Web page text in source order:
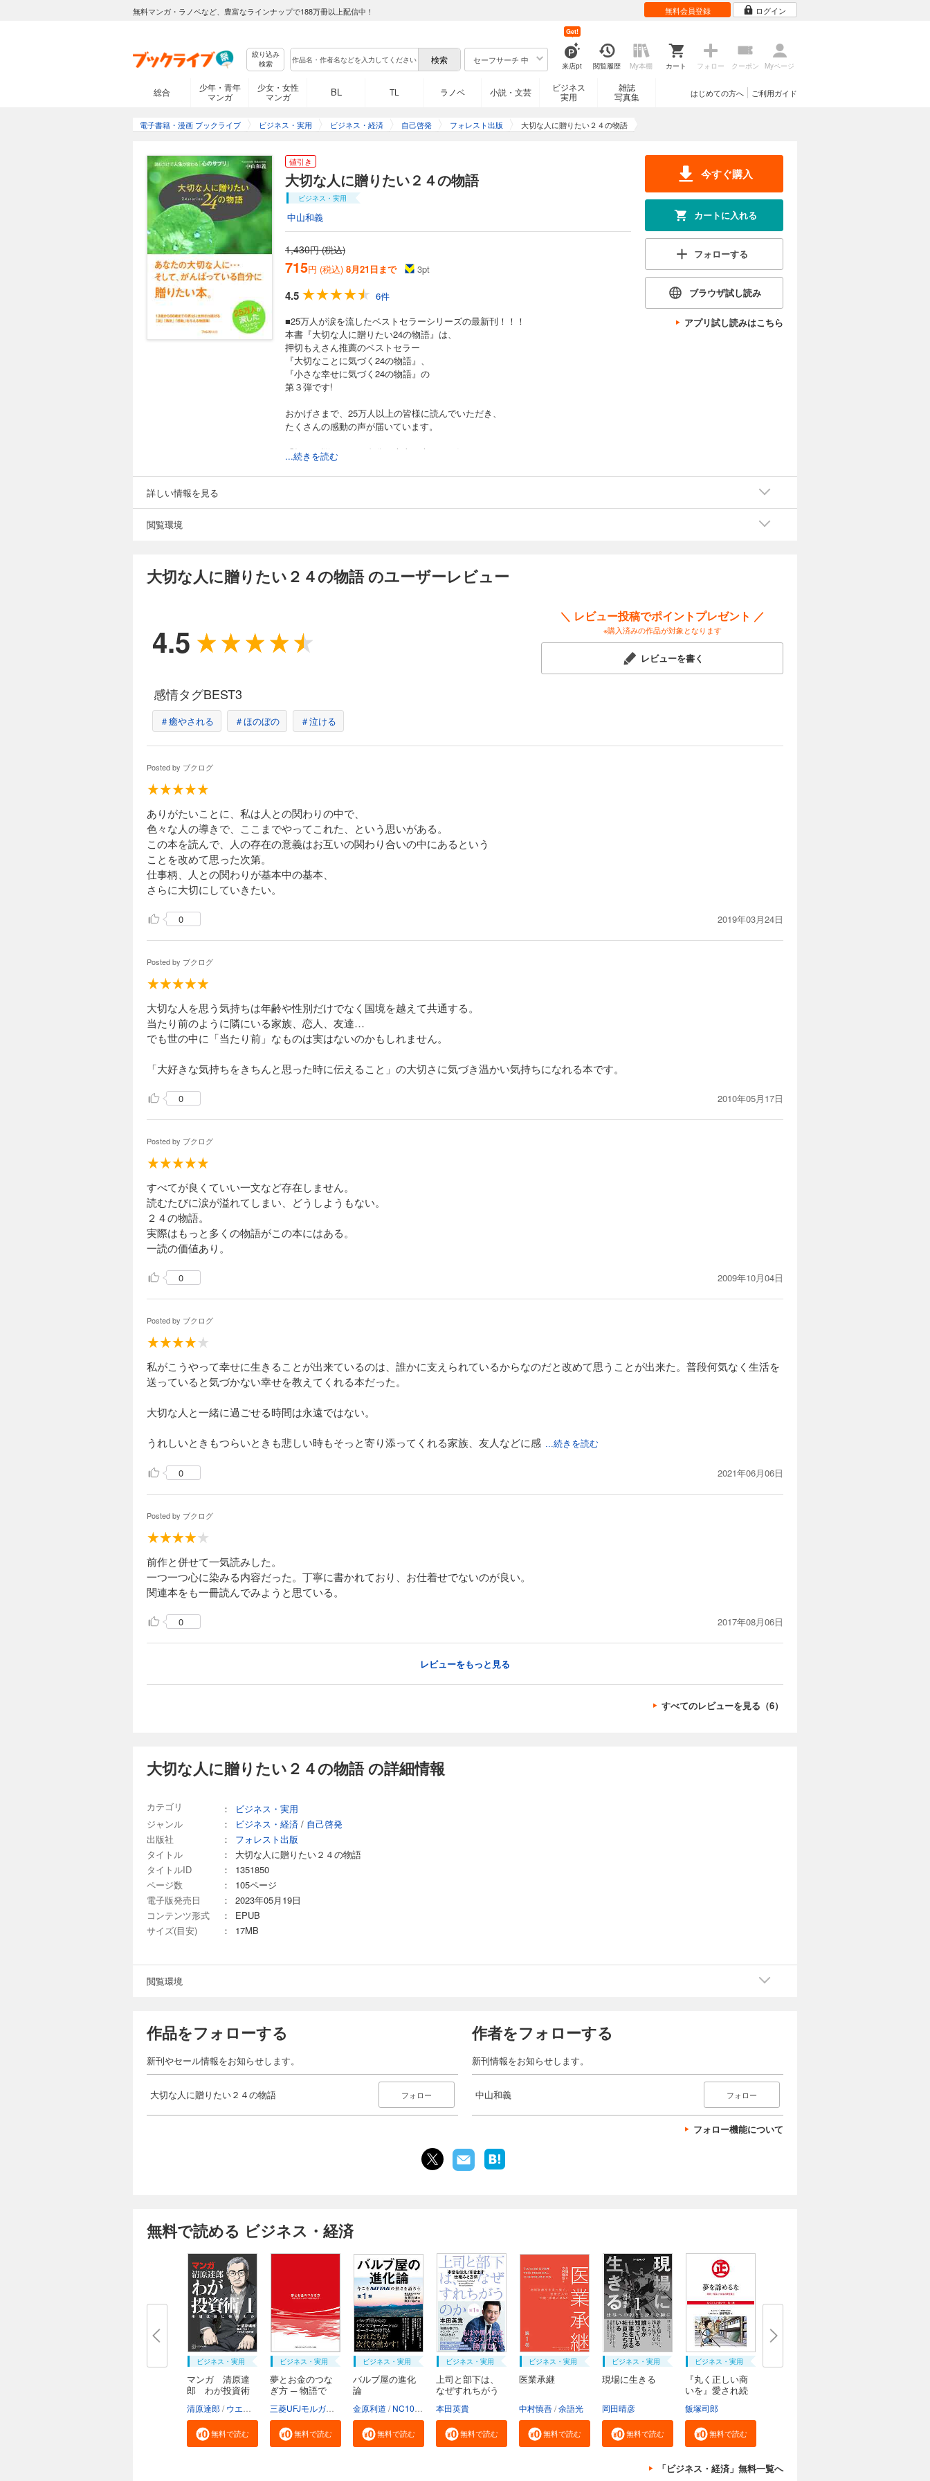
無料マンガ・ラノベなど、豊富なラインナップで188万冊以上配信中！ 無料会員登録 ログイン
絞り込み
検索
セーフサーチ 中
来店pt
Get!
閲覧履歴 My本棚 カート フォロー クーポン Myページ
総合
少年・青年
マンガ
少女・女性
マンガ
BL TL ラノベ 小説・文芸
ビジネス
実用
雑誌
写真集
ご利用ガイド
はじめての方へ
電子書籍・漫画 ブックライブ ビジネス・実用 ビジネス・経済 自己啓発 フォレスト出版 大切な人に贈りたい２４の物語
値引き
大切な人に贈りたい２４の物語
ビジネス・実用
中山和義
1,430円 (税込)
715円 (税込) 8月21日まで 3pt
4.5
6件
■25万人が涙を流したベストセラーシリーズの最新刊！！！
本書『大切な人に贈りたい24の物語』は、
押切もえさん推薦のベストセラー
『大切なことに気づく24の物語』、
『小さな幸せに気づく24の物語』の
第３弾です!
おかげさまで、25万人以上の皆様に読んでいただき、
たくさんの感動の声が届いています。
「毎日、悩んでいた自分が本当は幸せだと気づきました」
「一緒にいてくれる家族に素直にありがとうと言えました」
「人ももう一度、信じてみようと思いました」
ですが、多くの人が同じような悩みを抱え、
心に響く物語や言葉こそが、
あなたの人生を変えます！！！
前２作は、多くの経営者、リーダー、教育関係者をはじめ、
13歳から88歳までの方々から「感動の声」が届きました。
フォトブックになりました。
どれも珠玉の作品ばかりです。
...続きを読む
今すぐ購入
カートに入れる
フォローする
ブラウザ試し読み
アプリ試し読みはこちら
詳しい情報を見る
閲覧環境
大切な人に贈りたい２４の物語 のユーザーレビュー
4.5
＼ レビュー投稿でポイントプレゼント ／
※購入済みの作品が対象となります
レビューを書く
感情タグBEST3
＃癒やされる ＃ほのぼの ＃泣ける
Posted by ブクログ
ありがたいことに、私は人との関わりの中で、
色々な人の導きで、ここまでやってこれた、という思いがある。
この本を読んで、人の存在の意義はお互いの関わり合いの中にあるという
ことを改めて思った次第。
仕事柄、人との関わりが基本中の基本、
さらに大切にしていきたい。
0 2019年03月24日
Posted by ブクログ
大切な人を思う気持ちは年齢や性別だけでなく国境を越えて共通する。
当たり前のように隣にいる家族、恋人、友達…
でも世の中に「当たり前」なものは実はないのかもしれません。
「大好きな気持ちをきちんと思った時に伝えること」の大切さに気づき温かい気持ちになれる本です。
0 2010年05月17日
Posted by ブクログ
すべてが良くていい一文など存在しません。
読むたびに涙が溢れてしまい、どうしようもない。
２４の物語。
実際はもっと多くの物語がこの本にはある。
一読の価値あり。
0 2009年10月04日
Posted by ブクログ
私がこうやって幸せに生きることが出来ているのは、誰かに支えられているからなのだと改めて思うことが出来た。普段何気なく生活を
送っていると気づかない幸せを教えてくれる本だった。
大切な人と一緒に過ごせる時間は永遠ではない。
うれしいときもつらいときも悲しい時もそっと寄り添ってくれる家族、友人などに感 ...続きを読む
0 2021年06月06日
Posted by ブクログ
前作と併せて一気読みした。
一つ一つ心に染みる内容だった。丁寧に書かれており、お仕着せでないのが良い。
関連本をも一冊読んでみようと思ている。
0 2017年08月06日
レビューをもっと見る
すべてのレビューを見る（6）
大切な人に贈りたい２４の物語 の詳細情報
カテゴリ ：
ビジネス・実用
ジャンル
： ビジネス・経済 / 自己啓発
出版社
：
フォレスト出版
タイトル
：
大切な人に贈りたい２４の物語
タイトルID
：
1351850
ページ数
：
105ページ
電子版発売日
：
2023年05月19日
コンテンツ形式
：
EPUB
サイズ(目安)
： 17MB
閲覧環境
作品をフォローする
新刊やセール情報をお知らせします。
大切な人に贈りたい２４の物語 フォロー
作者をフォローする
新刊情報をお知らせします。
中山和義 フォロー
フォロー機能について
無料で読める ビジネス・経済
ビジネス・実用
マンガ 清原達
郎 わが投資術
清原達郎 ウエノ 河野慶
無料で読む
ビジネス・実用
夢とお金のつな
ぎ方 ─ 物語で
無料で読む
ビジネス・実用
バルブ屋の進化
論
金原利道 NC10Team
無料で読む
ビジネス・実用
上司と部下は、
なぜすれちがう
本田英貴
無料で読む
ビジネス・実用
医業承継
中村慎吾 余語光
無料で読む
ビジネス・実用
現場に生きる
岡田晴彦
無料で読む
ビジネス・実用
『丸く正しい商
いを』愛され続
飯塚司郎
無料で読む
「ビジネス・経済」無料一覧へ